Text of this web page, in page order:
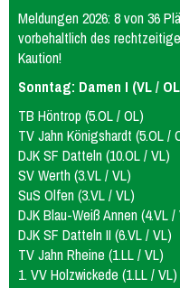
Meldungen 2026: 8 von 36
vorbehaltlich des
Kaution!
Sonntag: Damen I (VL /
TB Höntrop (5.OL / OL)
TV Jahn Königshardt (5.OL /
DJK SF Datteln (10.OL / VL)
SV Werth (3.VL / VL)
SuS Olfen (3.VL / VL)
DJK Blau-Weiß Annen (4.VL /
DJK SF Datteln II (6.VL / VL)
TV Jahn Rheine (1.LL / VL)
1. VV Holzwickede (1.LL / VL)